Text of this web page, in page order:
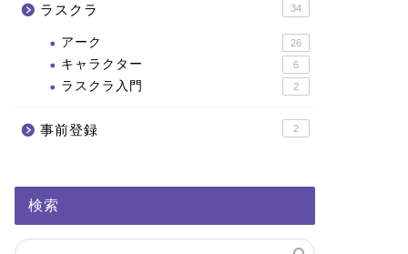
ラスクラ 34
アーク 26
キャラクター 6
ラスクラ入門 2
事前登録 2
検索